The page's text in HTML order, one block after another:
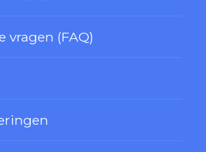
vragen (FAQ)